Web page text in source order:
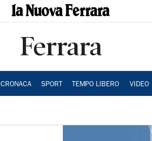
Ferrara
CRONACA SPORT TEMPO LIBERO VIDEO